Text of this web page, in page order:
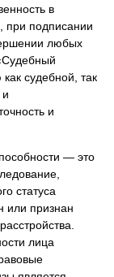
в
подписании
любых
судебной, так
и
— это
статуса
или признан
лица